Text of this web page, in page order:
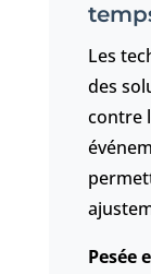
Les
des
contre
Pesée